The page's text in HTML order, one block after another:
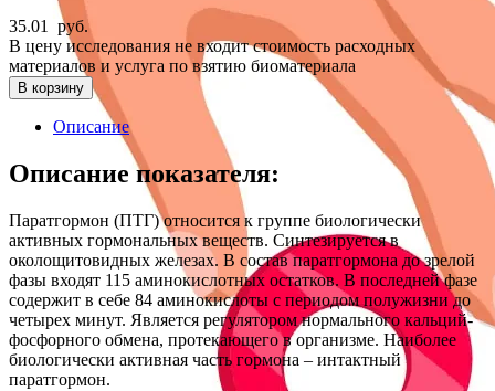
35.01
руб.
В цену исследования не входит стоимость расходных
материалов и услуга по взятию биоматериала
В корзину
Описание
Описание показателя:
Паратгормон (ПТГ) относится к группе биологически
активных гормональных веществ. Синтезируется в
околощитовидных железах. В состав паратгормона до зрелой
фазы входят 115 аминокислотных остатков. В последней фазе
содержит в себе 84 аминокислоты с периодом полужизни до
четырех минут. Является регулятором нормального кальций-
фосфорного обмена, протекающего в организме. Наиболее
биологически активная часть гормона – интактный
паратгормон.